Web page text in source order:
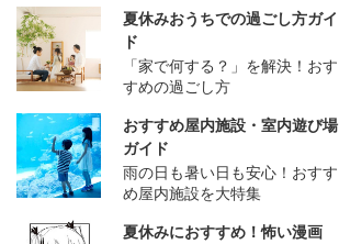
夏休みおうちでの過ごし方ガイ
ド
「家で何する？」を解決！おす
すめの過ごし方
おすすめ屋内施設・室内遊び場
ガイド
雨の日も暑い日も安心！おすす
め屋内施設を大特集
夏休みにおすすめ！怖い漫画